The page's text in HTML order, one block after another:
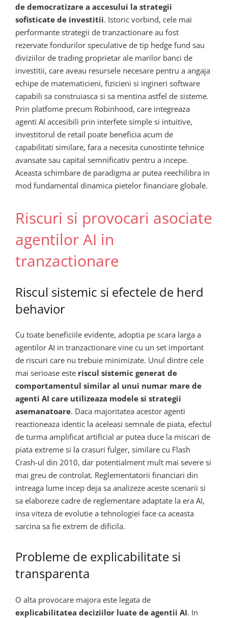
de democratizare a accesului la strategii
sofisticate de investitii. Istoric vorbind, cele mai
performante strategii de tranzactionare au fost
rezervate fondurilor speculative de tip hedge fund sau
diviziilor de trading proprietar ale marilor banci de
investitii, care aveau resursele necesare pentru a angaja
echipe de matematicieni, fizicieni si ingineri software
capabili sa construiasca si sa mentina astfel de sisteme.
Prin platfome precum Robinhood, care integreaza
agenti AI accesibili prin interfete simple si intuitive,
investitorul de retail poate beneficia acum de
capabilitati similare, fara a necesita cunostinte tehnice
avansate sau capital semnificativ pentru a incepe.
Aceasta schimbare de paradigma ar putea reechilibra in
mod fundamental dinamica pietelor financiare globale.
Riscuri si provocari asociate
agentilor AI in
tranzactionare
Riscul sistemic si efectele de herd
behavior
Cu toate beneficiile evidente, adoptia pe scara larga a
agentilor AI in tranzactionare vine cu un set important
de riscuri care nu trebuie minimizate. Unul dintre cele
mai serioase este riscul sistemic generat de
comportamentul similar al unui numar mare de
agenti AI care utilizeaza modele si strategii
asemanatoare. Daca majoritatea acestor agenti
reactioneaza identic la aceleasi semnale de piata, efectul
de turma amplificat artificial ar putea duce la miscari de
piata extreme si la crasuri fulger, similare cu Flash
Crash-ul din 2010, dar potentialment mult mai severe si
mai greu de controlat. Reglementatorii financiari din
intreaga lume incep deja sa analizeze aceste scenarii si
sa elaboreze cadre de reglementare adaptate la era AI,
insa viteza de evolutie a tehnologiei face ca aceasta
sarcina sa fie extrem de dificila.
Probleme de explicabilitate si
transparenta
O alta provocare majora este legata de
explicabilitatea deciziilor luate de agentii AI. In